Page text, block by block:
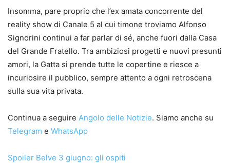
Insomma, pare proprio che l’ex amata concorrente del
reality show di Canale 5 al cui timone troviamo Alfonso
Signorini continui a far parlar di sé, anche fuori dalla Casa
del Grande Fratello. Tra ambiziosi progetti e nuovi presunti
amori, la Gatta si prende tutte le copertine e riesce a
incuriosire il pubblico, sempre attento a ogni retroscena
sulla sua vita privata.
Continua a seguire Angolo delle Notizie. Siamo anche su
Telegram e WhatsApp
Spoiler Belve 3 giugno: gli ospiti